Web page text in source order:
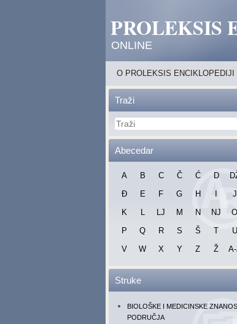
PROLEKSIS
ONLINE
O PROLEKSIS ENCIKLOPEDIJI
Traži
Abecedar
A B C Č Ć D
Đ
E F G H
J
K
L LJ M N NJ
O
P
Q R S Š T
U
V
W X Y Z Ž
Struke
BIOLOŠKE I MEDICINSKE
PODRUČJA